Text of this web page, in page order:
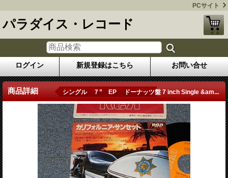
PCサイト
パラダイス・レコード
ログイン 新規登録はこちら お問い合せ
商品詳細 シングル ７” EP ドーナッツ盤 7 inch Single &am...